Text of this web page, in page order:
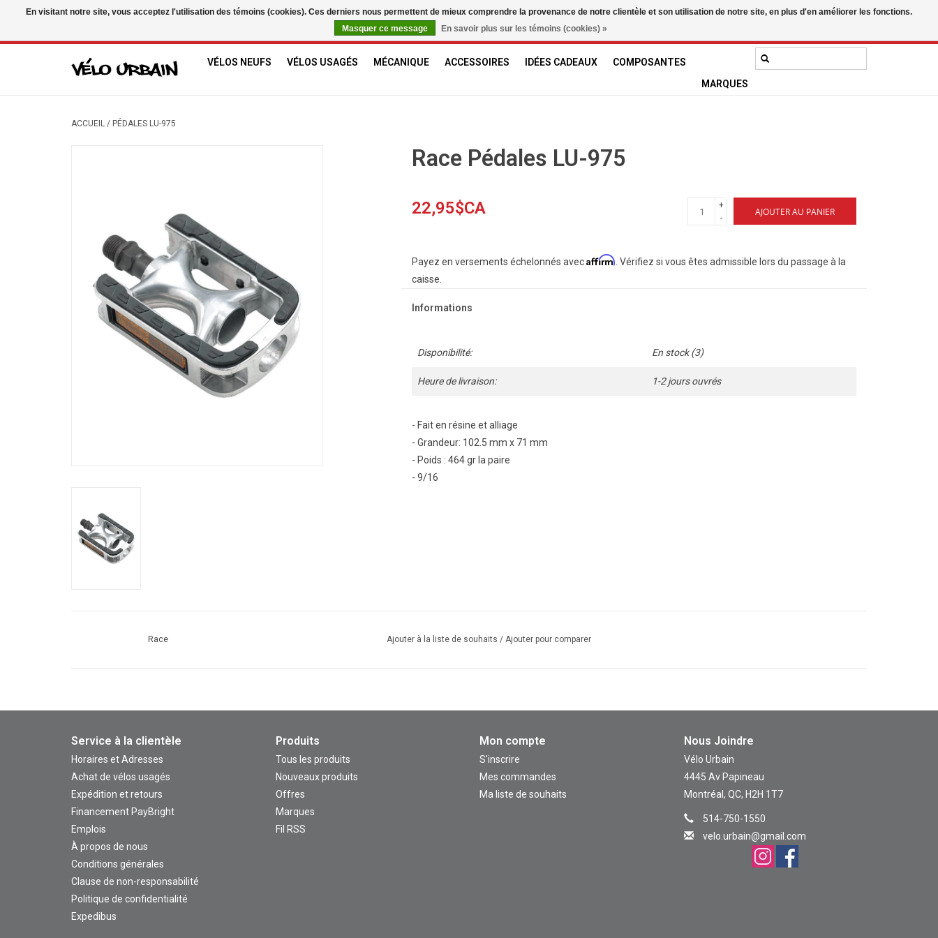
VÉLOS NEUFS VÉLOS USAGÉS MÉCANIQUE ACCESSOIRES IDÉES CADEAUX
COMPOSANTES
MARQUES
ACCUEIL / PÉDALES LU-975
Race Pédales LU-975
22,95$CA
+
-
AJOUTER AU PANIER
Payez en versements échelonnés avecAffirm. Vérifiez si vous êtes admissible lors du passage à la
caisse.
Informations
Disponibilité: En stock(3)
Heure de livraison: 1-2 jours ouvrés
- Fait en résine et alliage
- Grandeur: 102.5 mm x 71 mm
- Poids : 464 gr la paire
- 9/16
Race Ajouter à la liste de souhaits / Ajouter pour comparer
Service à la clientèle
Horaires et Adresses
Achat de vélos usagés
Expédition et retours
Financement PayBright
Emplois
À propos de nous
Conditions générales
Clause de non-responsabilité
Politique de confidentialité
Expedibus
Produits
Tous les produits
Nouveaux produits
Offres
Marques
Fil RSS
Mon compte
S'inscrire
Mes commandes
Ma liste de souhaits
Nous Joindre
Vélo Urbain
4445 Av Papineau
Montréal, QC, H2H 1T7
514-750-1550
velo.urbain@gmail.com
En visitant notre site, vous acceptez l'utilisation des témoins (cookies). Ces derniers nous permettent de mieux comprendre la provenance de notre clientèle et son utilisation de notre site, en plus d'en améliorer les fonctions.
Masquer ce message
En savoir plus sur les témoins (cookies) »